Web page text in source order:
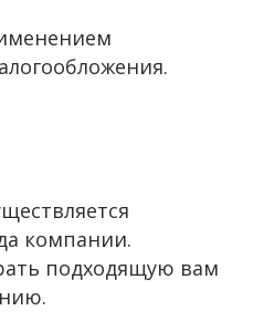
компании.
подходящую вам